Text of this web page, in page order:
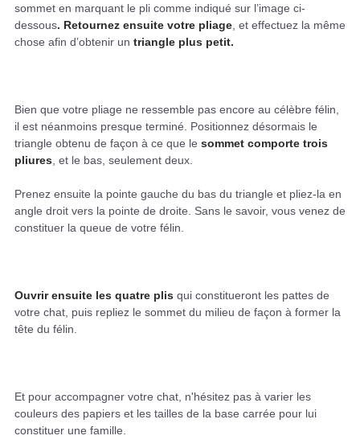
sommet en marquant le pli comme indiqué sur l’image ci-
dessous. Retournez ensuite votre pliage , et effectuez la même
chose afin d’obtenir un triangle plus petit.
Bien que votre pliage ne ressemble pas encore au célèbre félin,
il est néanmoins presque terminé. Positionnez désormais le
triangle obtenu de façon à ce que le sommet comporte trois
pliures , et le bas, seulement deux.
Prenez ensuite la pointe gauche du bas du triangle et pliez-la en
angle droit vers la pointe de droite. Sans le savoir, vous venez de
constituer la queue de votre félin.
Ouvrir ensuite les quatre plis qui constitueront les pattes de
votre chat, puis repliez le sommet du milieu de façon à former la
tête du félin.
Et pour accompagner votre chat, n'hésitez pas à varier les
couleurs des papiers et les tailles de la base carrée pour lui
constituer une famille.